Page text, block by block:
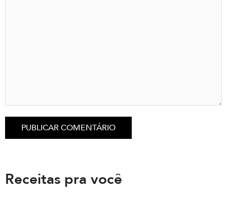
Receitas pra você